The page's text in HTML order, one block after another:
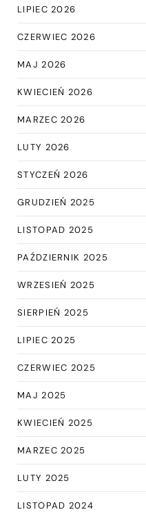
LIPIEC 2026
CZERWIEC 2026
MAJ 2026
KWIECIEŃ 2026
MARZEC 2026
LUTY 2026
STYCZEŃ 2026
GRUDZIEŃ 2025
LISTOPAD 2025
PAŹDZIERNIK 2025
WRZESIEŃ 2025
SIERPIEŃ 2025
LIPIEC 2025
CZERWIEC 2025
MAJ 2025
KWIECIEŃ 2025
MARZEC 2025
LUTY 2025
LISTOPAD 2024